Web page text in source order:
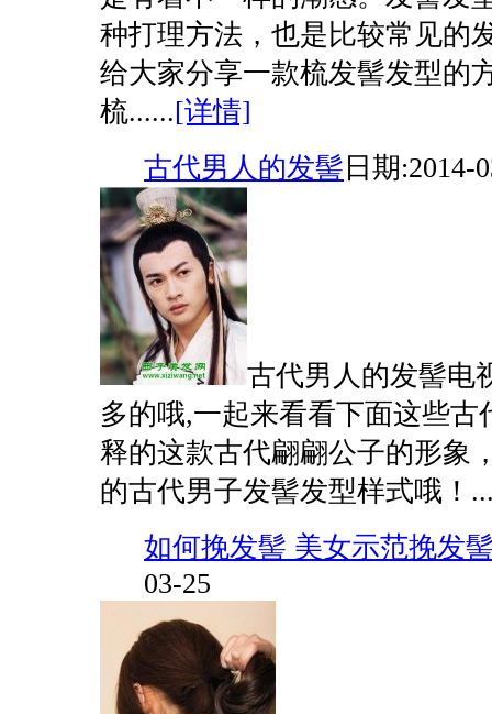
种打理方法，也是比较常见的
给大家分享一款梳发髻发型的
梳......[详情]
古代男人的发髻日期:2014-
古代男人的发髻电
多的哦,一起来看看下面这些古
释的这款古代翩翩公子的形象
的古代男子发髻发型样式哦！
如何挽发髻 美女示范挽发
03-25